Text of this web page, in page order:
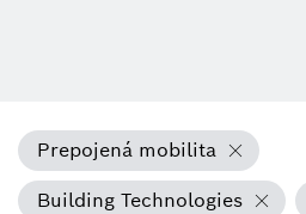
Prepojená mobilita
Building Technologies